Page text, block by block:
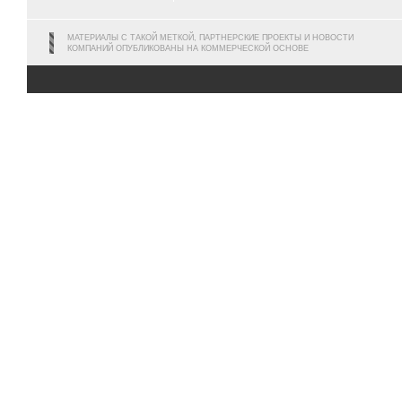
МАТЕРИАЛЫ С ТАКОЙ МЕТКОЙ, ПАРТНЕРСКИЕ ПРОЕКТЫ И НОВОСТИ
КОМПАНИЙ ОПУБЛИКОВАНЫ НА КОММЕРЧЕСКОЙ ОСНОВЕ